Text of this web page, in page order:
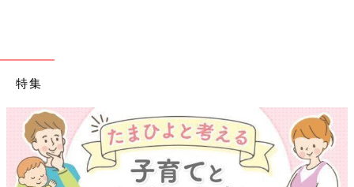
特集